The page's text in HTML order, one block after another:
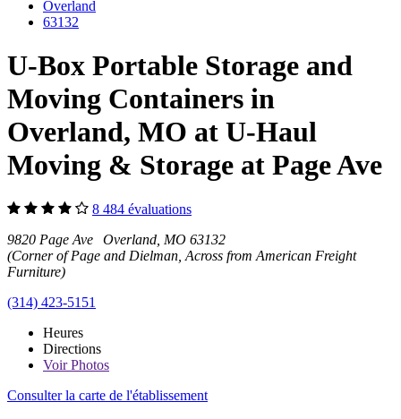
Overland
63132
U-Box Portable Storage and
Moving Containers in
Overland, MO at U-Haul
Moving & Storage at Page Ave
8 484 évaluations
9820 Page Ave Overland, MO 63132
(Corner of Page and Dielman, Across from American Freight
Furniture)
(314) 423-5151
Heures
Directions
VoirPhotos
Consulter la carte de l'établissement